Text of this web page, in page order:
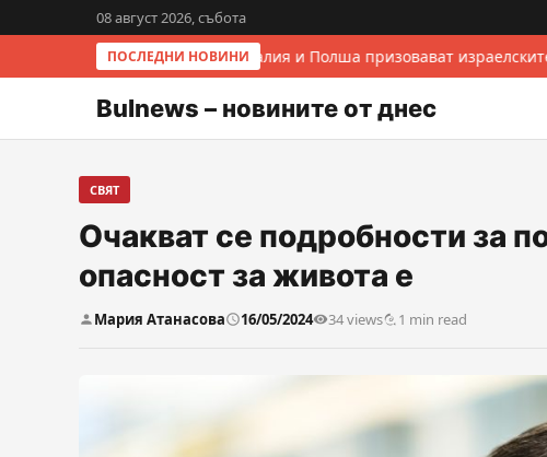
08 август 2026, събота
ПОСЛЕДНИ НОВИНИИталия и Полша призовават
Bulnews – новините от днес
СВЯТ
Очакват се подробности за
опасност за живота е
Мария Атанасова 16/05/2024 34 views 1 min read